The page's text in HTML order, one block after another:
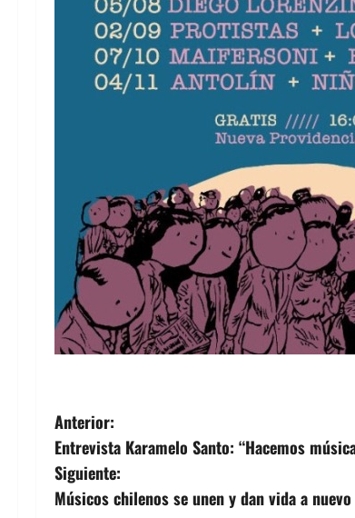
N
a
v
Anterior:
Entrevista Karamelo Santo: “Hacemos
Siguiente:
Músicos chilenos se unen y dan vida a